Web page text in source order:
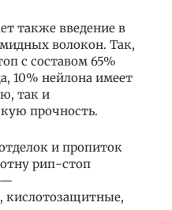
также введение в
волокон. Так,
с составом 65%
10% нейлона имеет
так и
прочность.
и пропиток
рип-стоп
—
кислотозащитные,